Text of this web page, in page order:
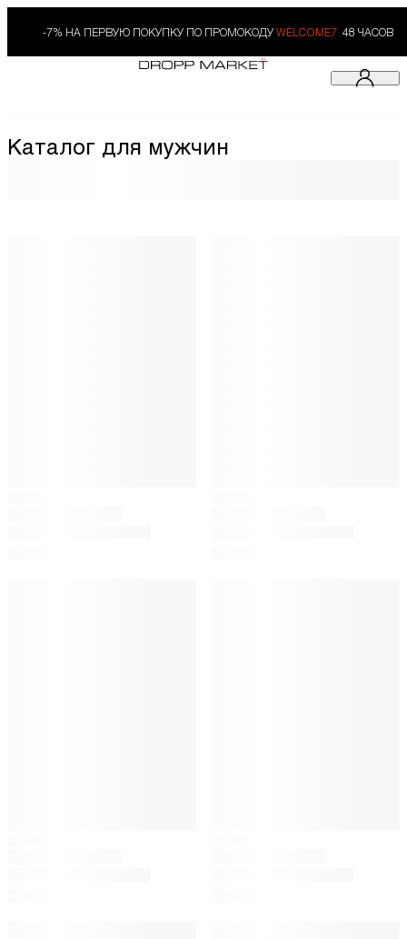
-7% НА ПЕРВУЮ ПОКУПКУ ПО ПРОМОКОДУ WELCOME7. 48 ЧАСОВ
Каталог для мужчин